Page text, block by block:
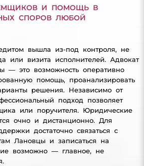
И ПОМОЩЬ В
СПОРОВ ЛЮБОЙ
вышла из-под контроля, не
или визита исполнителей. Адвокат
— это возможность оперативно
помощь, проанализировать
решения. Независимо от
подход позволяет
или поручителя. Юридические
очно и дистанционно. Для
достаточно связаться с
Лановцы и записаться на
возможно — главное, не